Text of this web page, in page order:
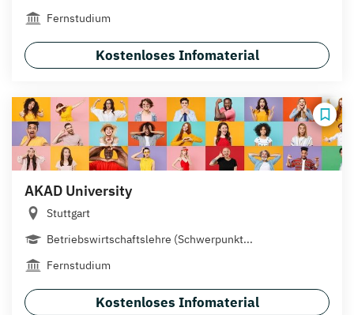
Fernstudium
Kostenloses Infomaterial
AKAD University
Stuttgart
Betriebswirtschaftslehre (Schwerpunkt...
Fernstudium
Kostenloses Infomaterial